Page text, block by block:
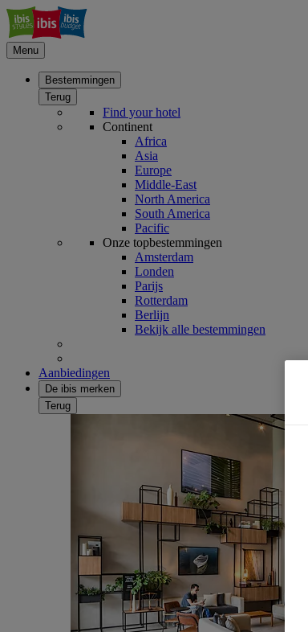
Menu
Bestemmingen
Terug
Find your hotel
Continent
Africa
Asia
Europe
Middle-East
North America
South America
Pacific
Onze topbestemmingen
Amsterdam
Londen
Parijs
Rotterdam
Berlijn
Bekijk alle bestemmingen
Aanbiedingen
De ibis merken
Terug